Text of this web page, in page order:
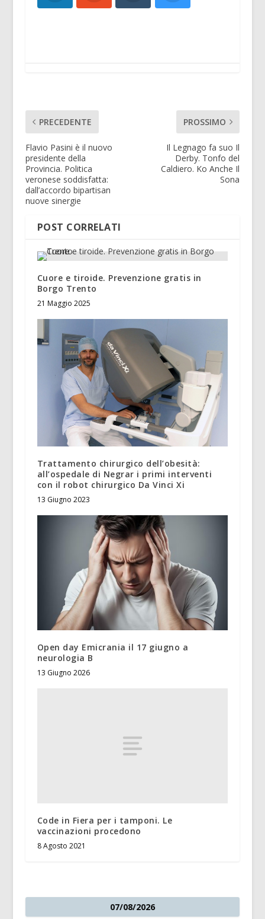
PRECEDENTE
Flavio Pasini è il nuovo
presidente della
Provincia. Politica
veronese soddisfatta:
dall’accordo bipartisan
nuove sinergie
PROSSIMO
Il Legnago fa suo Il
Derby. Tonfo del
Caldiero. Ko Anche Il
Sona
POST CORRELATI
Cuore e tiroide. Prevenzione gratis in
Borgo Trento
21 Maggio 2025
Trattamento chirurgico dell’obesità:
all’ospedale di Negrar i primi interventi
con il robot chirurgico Da Vinci Xi
13 Giugno 2023
Open day Emicrania il 17 giugno a
neurologia B
13 Giugno 2026
Code in Fiera per i tamponi. Le
vaccinazioni procedono
8 Agosto 2021
07/08/2026